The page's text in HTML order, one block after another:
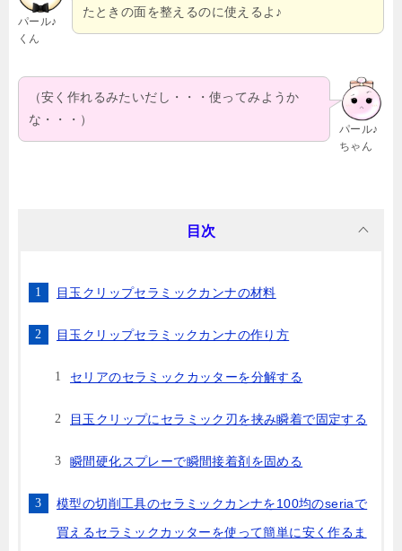
パール♪
くん
たときの面を整えるのに使えるよ♪
パール♪
ちゃん
（安く作れるみたいだし・・・使ってみようか
な・・・）
目次
目玉クリップセラミックカンナの材料
目玉クリップセラミックカンナの作り方
セリアのセラミックカッターを分解する
目玉クリップにセラミック刃を挟み瞬着で固定する
瞬間硬化スプレーで瞬間接着剤を固める
模型の切削工具のセラミックカンナを100均のseriaで
買えるセラミックカッターを使って簡単に安く作るま